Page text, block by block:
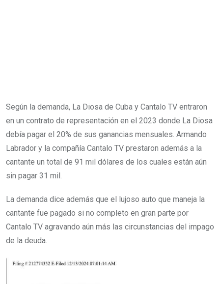
Según la demanda, La Diosa de Cuba y Cantalo TV entraron
en un contrato de representación en el 2023 donde La Diosa
debía pagar el 20% de sus ganancias mensuales. Armando
Labrador y la compañía Cantalo TV prestaron además a la
cantante un total de 91 mil dólares de los cuales están aún
sin pagar 31 mil.
La demanda dice además que el lujoso auto que maneja la
cantante fue pagado si no completo en gran parte por
Cantalo TV agravando aún más las circunstancias del impago
de la deuda.